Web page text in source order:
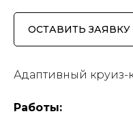
ОСТАВИТЬ ЗАЯВКУ
Адаптивный круиз-
Работы: